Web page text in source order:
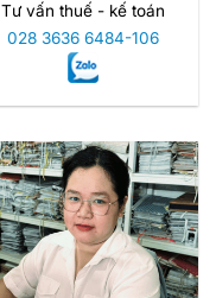
Tư vấn thuế - kế toán
028 3636 6484-106